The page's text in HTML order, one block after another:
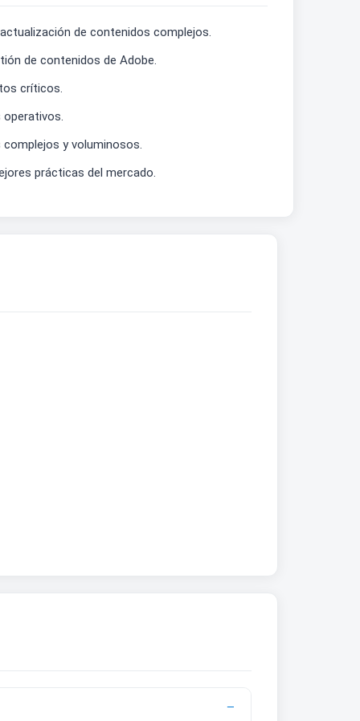
de contenidos complejos.
de contenidos de Adobe.
críticos.
operativos.
y voluminosos.
prácticas del mercado.